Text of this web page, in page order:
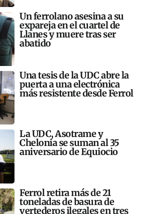
Un ferrolano asesina a su
expareja en el cuartel de
Llanes y muere tras ser
abatido
Una tesis de la UDC abre la
puerta a una electrónica
más resistente desde Ferrol
La UDC, Asotrame y
Chelonia se suman al 35
aniversario de Equiocio
Ferrol retira más de 21
toneladas de basura de
vertederos ilegales en tres